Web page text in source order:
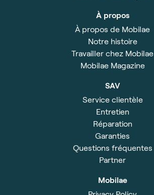
À propos
À propos de Mobilae
Notre histoire
Travailler chez Mobilae
Mobilae Magazine
SAV
Service clientèle
Entretien
Réparation
Garanties
Questions fréquentes
Partner
Mobilae